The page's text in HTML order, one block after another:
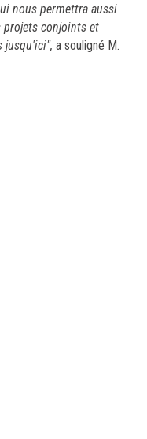
nous permettra aussi
projets conjoints et
jusqu'ici", a souligné M.